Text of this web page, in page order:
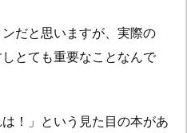
だと思いますが、実際の
とても重要なことなんで
！」という見た目の本があ